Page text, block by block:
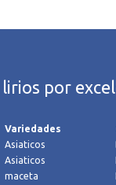
por
Variedades
Asiaticos
Asiaticos
maceta